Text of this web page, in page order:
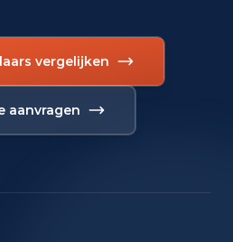
7.095
vergelijken
aanvragen